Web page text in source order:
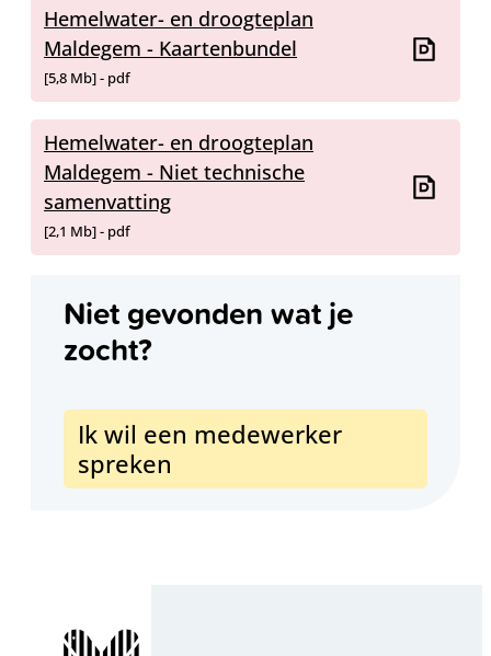
Hemelwater- en droogteplan
Maldegem - Kaartenbundel
5,8 Mb pdf
Hemelwater- en droogteplan
Maldegem - Niet technische
samenvatting
2,1 Mb pdf
Niet gevonden wat je
zocht?
Ik wil een medewerker
spreken